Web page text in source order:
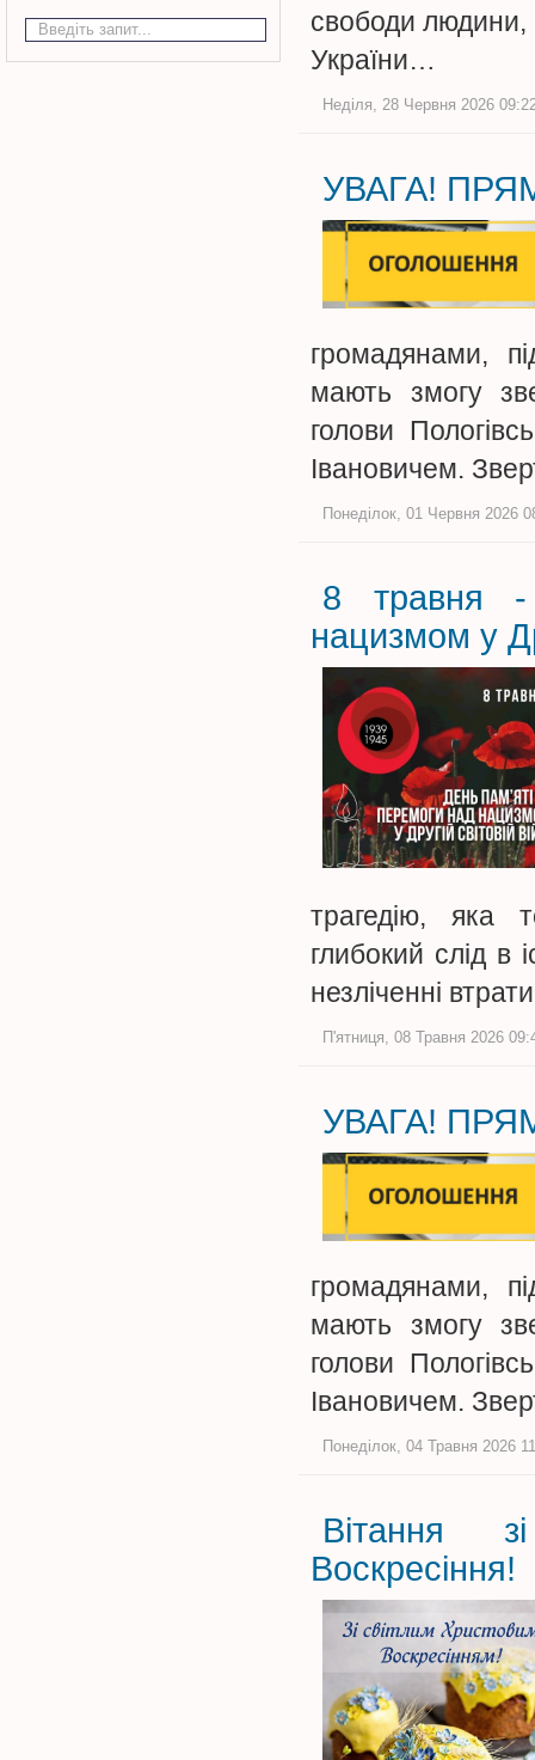
свободи людини,
України…
Неділя, 28 Червня 2026
УВАГА!
громадянами,
мають змогу
голови
Івановичем.
Понеділок, 01 Червня 2026
8 травня -
нацизмом у
трагедію, яка
глибокий слід в
незліченні
П'ятниця, 08 Травня 2026
УВАГА!
громадянами,
мають змогу
голови
Івановичем.
Понеділок, 04 Травня 2026
Вітання
Воскресіння!